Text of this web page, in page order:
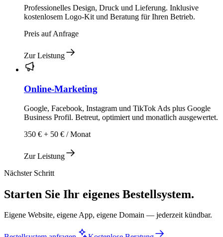
Professionelles Design, Druck und Lieferung. Inklusive
kostenlosem Logo-Kit und Beratung für Ihren Betrieb.
Preis auf Anfrage
Zur Leistung
Online-Marketing
Google, Facebook, Instagram und TikTok Ads plus Google
Business Profil. Betreut, optimiert und monatlich ausgewertet.
350 € + 50 € / Monat
Zur Leistung
Nächster Schritt
Starten Sie Ihr eigenes Bestellsystem.
Eigene Website, eigene App, eigene Domain — jederzeit kündbar.